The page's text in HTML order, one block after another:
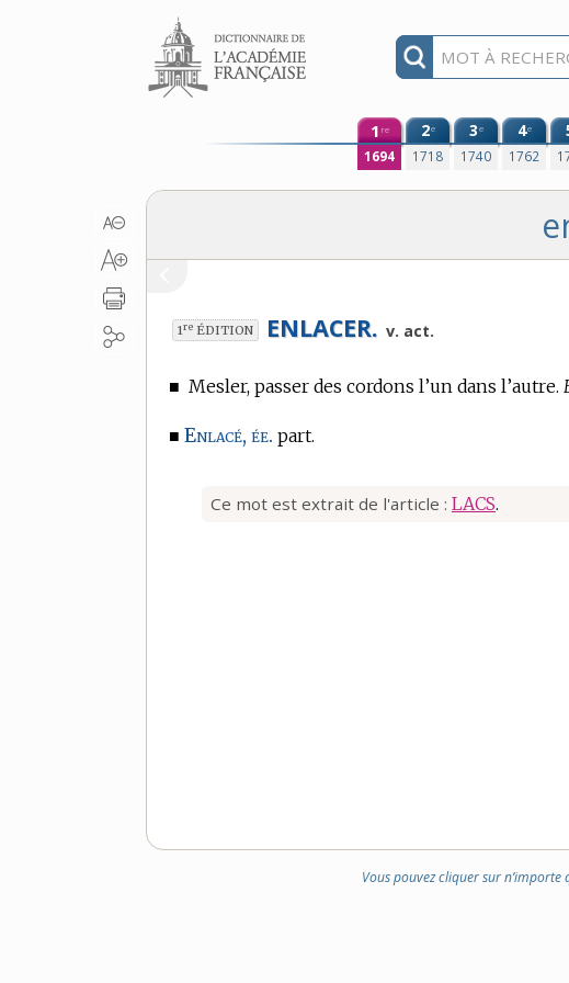
Aller au contenu
1 re
1694
2e
1718
3e
1740
4e
1762
1re ÉDITION ENLACER. v. act.
■ Mesler, passer des cordons l’un dans l’autre.
■ Enlacé, ée. part.
Ce mot est extrait de l'article : LACS.
Vous pouvez cliquer sur